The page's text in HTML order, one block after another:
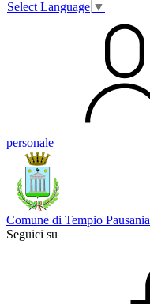
Select Language ▼
personale
Comune di Tempio Pausania
Seguici su